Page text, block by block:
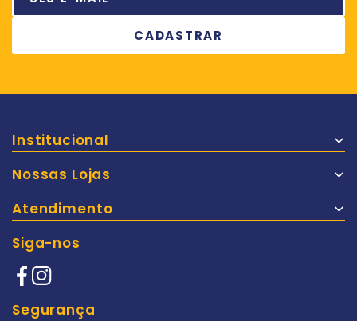
Institucional
Nossas Lojas
Atendimento
Siga-nos
Segurança